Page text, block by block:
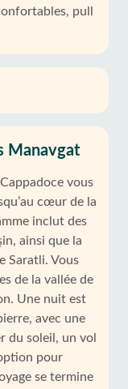
pull
Manavgat
vous
cœur de la
inclut des
ainsi que la
Saratli. Vous
de la vallée de
Une nuit est
avec une
du soleil, un vol
pour
se termine